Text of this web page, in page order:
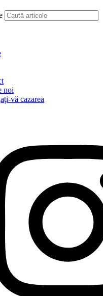
noi
vă cazarea